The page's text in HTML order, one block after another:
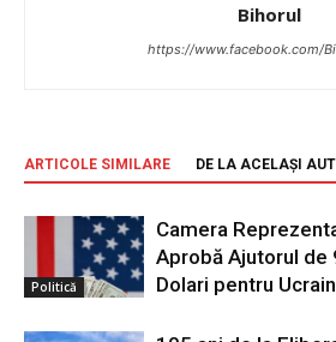
Bihorul
https://www.facebook.com/
ARTICOLE SIMILARE DE LA ACELAȘI
Politică
Camera
Aprobă Ajutorul de
Dolari pentru